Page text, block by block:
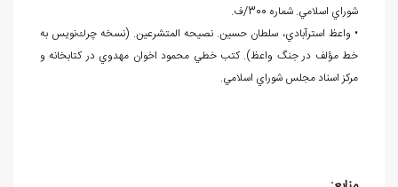
شوراي اسلامي. شماره 300/ف.
• واعظ استرآبادي، سلطان حسين. نصيحه المتشرعين. (نسخه چركنويس به
خط مؤلف در جنگ واعظ). كتب خطي محمود اخوان مهدوي در كتابخانه و
مركز اسناد مجلس شوراي اسلامي.